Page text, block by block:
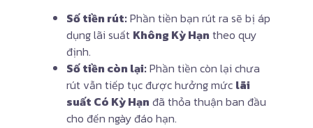
Số tiền rút:Phần tiền bạn rút ra sẽ bị áp
dụng lãi suất Không Kỳ Hạn theo quy
định.
Số tiền còn lại:Phần tiền còn lại chưa
rút vẫn tiếp tục được hưởng mức lãi
suất Có Kỳ Hạn đã thỏa thuận ban đầu
cho đến ngày đáo hạn.